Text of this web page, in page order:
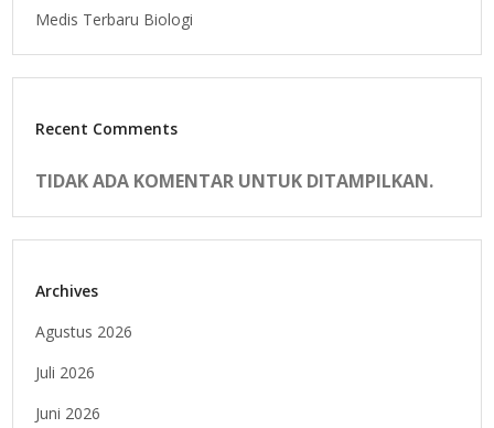
Medis Terbaru Biologi
Recent Comments
TIDAK ADA KOMENTAR UNTUK DITAMPILKAN.
Archives
Agustus 2026
Juli 2026
Juni 2026